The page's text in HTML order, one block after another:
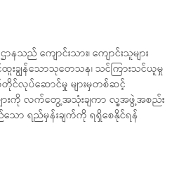
ည် ကျောင်းသား၊ ကျောင်းသူများ
ချွန်သောသုတေသန၊ သင်ကြားသင်ယူမှု
င်လုပ်ဆောင်မှု များမှတစ်ဆင့်
ားကို လက်တွေ့အသုံးချကာ လူ့အဖွဲ့အစည်း
ော ရည်မှန်းချက်ကို ရရှိစေနိုင်ရန်